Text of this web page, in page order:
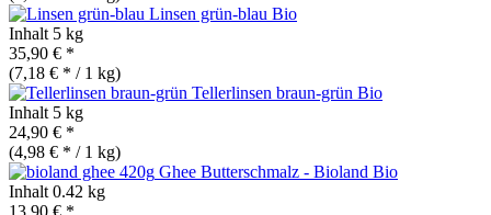
Linsen grün-blau Bio
Inhalt 5 kg
35,90 € *
(7,18 € * / 1 kg)
Tellerlinsen braun-grün Bio
Inhalt 5 kg
24,90 € *
(4,98 € * / 1 kg)
Ghee Butterschmalz - Bioland Bio
Inhalt 0.42 kg
13,90 € *